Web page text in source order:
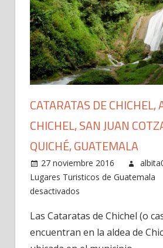
CATARATAS DE CHICHEL,
CHICHEL, SAN JUAN
QUICHÉ, GUATEMALA
27 noviembre 2016
Lugares Turisticos de Guatemala
desactivados
de
Chichel,
Las Cataratas de Chichel (o
encuentran en la aldea de